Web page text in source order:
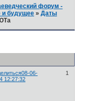
форум -
и будущее »Даты
1
08-06-
12:27:32